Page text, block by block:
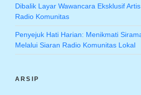
Dibalik Layar Wawancara Eksklusif
Radio Komunitas
Penyejuk Hati Harian: Menikmati
Melalui Siaran Radio Komunitas Lokal
ARSIP